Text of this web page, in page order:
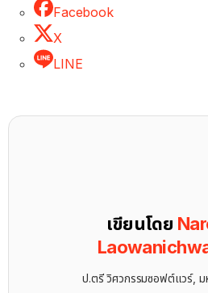
Facebook
X
LINE
เขียนโดย
ป.ตรี วิศวกรรมซอฟต์แวร์,